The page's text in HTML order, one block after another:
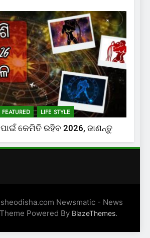
FEATURED LIFE STYLE
କେମିତି ରହିବ 2026, ଜାଣନ୍ତୁ
Newsmatic - News
Powered By BlazeThemes.